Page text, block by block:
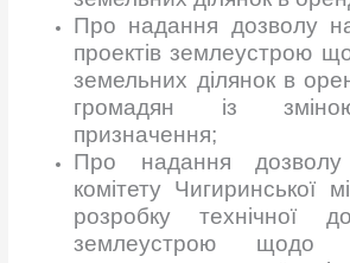
Про надання дозволу
проектів землеустрою
земельних ділянок в
громадян із
призначення;
Про надання дозволу
комітету Чигиринської
розробку технічної
землеустрою щодо